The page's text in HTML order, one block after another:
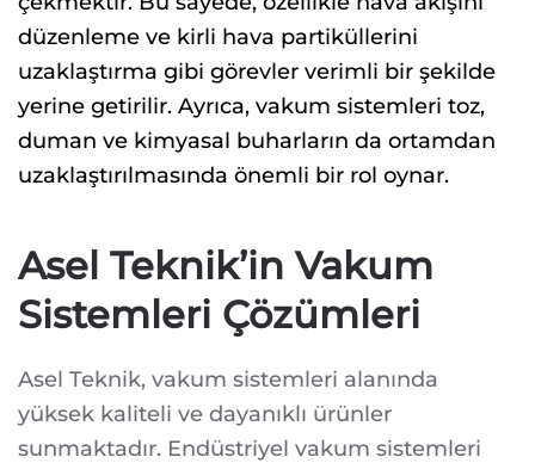
düzenleme ve kirli hava partiküllerini
uzaklaştırma gibi görevler verimli bir şekilde
yerine getirilir. Ayrıca, vakum sistemleri toz,
duman ve kimyasal buharların da ortamdan
uzaklaştırılmasında önemli bir rol oynar.
Asel Teknik’in Vakum
Sistemleri Çözümleri
Asel Teknik, vakum sistemleri alanında
yüksek kaliteli ve dayanıklı ürünler
sunmaktadır. Endüstriyel vakum sistemleri